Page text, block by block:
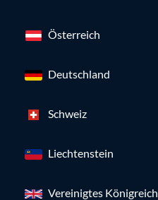
Österreich
Deutschland
Schweiz
Liechtenstein
Vereinigtes Königreich